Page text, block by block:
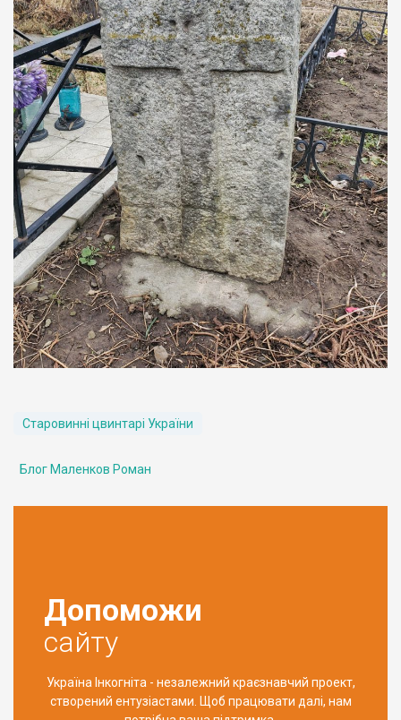
Старовинні цвинтарі України
Блог Маленков Роман
Допоможи
сайту
Україна Інкогніта - незалежний краєзнавчий проект,
створений ентузіастами. Щоб працювати далі, нам